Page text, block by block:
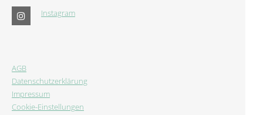
Instagram
AGB
Datenschutzerklärung
Impressum
Cookie-Einstellungen